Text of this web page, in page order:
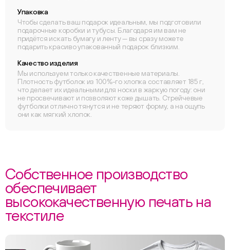
Упаковка
Чтобы сделать ваш подарок идеальным, мы подготовили
подарочные коробки и тубусы. Благодаря им вам не
придётся искать бумагу и ленту — вы сразу можете
подарить красиво упакованный подарок близким.
Качество изделия
Мы используем только качественные материалы.
Плотность футболок из 100%-го хлопка составляет 185 г,
что делает их идеальными для носки в жаркую погоду: они
не просвечивают и позволяют коже дышать. Стрейчевые
футболки отлично тянутся и не теряют форму, а на ощупь
они как мягкий хлопок.
Собственное производство
обеспечивает
высококачественную печать на
текстиле